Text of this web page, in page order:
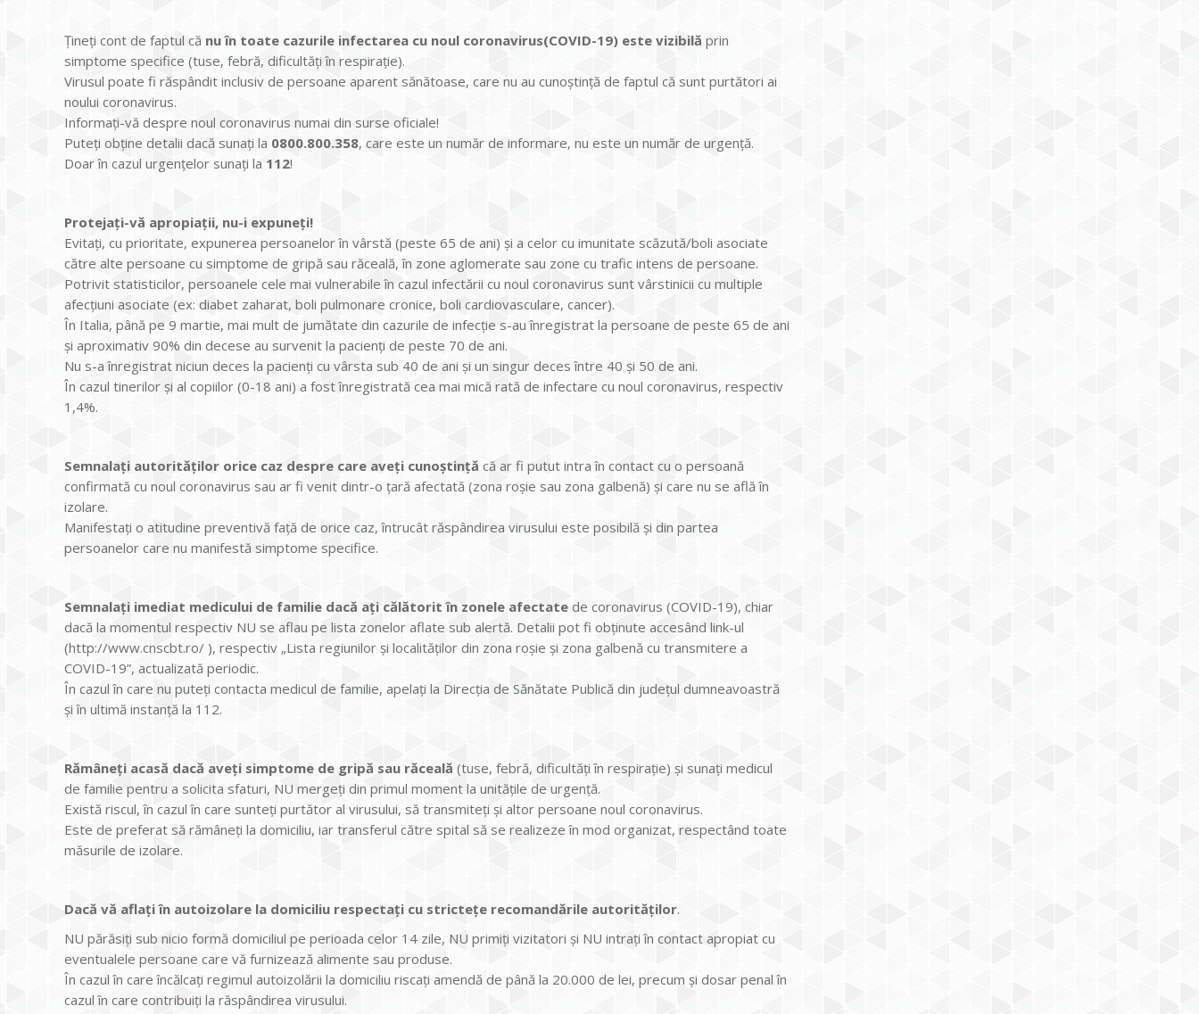
Țineți cont de faptul că nu în toate cazurile infectarea cu noul coronavirus(COVID-19) este vizibilă prin
simptome specifice (tuse, febră, dificultăți în respirație).
Virusul poate fi răspândit inclusiv de persoane aparent sănătoase, care nu au cunoștință de faptul că sunt purtători ai
noului coronavirus.
Informați-vă despre noul coronavirus numai din surse oficiale!
Puteți obține detalii dacă sunați la 0800.800.358, care este un număr de informare, nu este un număr de urgență.
Doar în cazul urgențelor sunați la 112!
Protejați-vă apropiații, nu-i expuneți!
Evitați, cu prioritate, expunerea persoanelor în vârstă (peste 65 de ani) și a celor cu imunitate scăzută/boli asociate
către alte persoane cu simptome de gripă sau răceală, în zone aglomerate sau zone cu trafic intens de persoane.
Potrivit statisticilor, persoanele cele mai vulnerabile în cazul infectării cu noul coronavirus sunt vârstinicii cu multiple
afecțiuni asociate (ex: diabet zaharat, boli pulmonare cronice, boli cardiovasculare, cancer).
În Italia, până pe 9 martie, mai mult de jumătate din cazurile de infecție s-au înregistrat la persoane de peste 65 de ani
și aproximativ 90% din decese au survenit la pacienți de peste 70 de ani.
Nu s-a înregistrat niciun deces la pacienți cu vârsta sub 40 de ani și un singur deces între 40 și 50 de ani.
În cazul tinerilor și al copiilor (0-18 ani) a fost înregistrată cea mai mică rată de infectare cu noul coronavirus, respectiv
1,4%.
Semnalați autorităților orice caz despre care aveți cunoștință că ar fi putut intra în contact cu o persoană
confirmată cu noul coronavirus sau ar fi venit dintr-o țară afectată (zona roșie sau zona galbenă) și care nu se află în
izolare.
Manifestați o atitudine preventivă față de orice caz, întrucât răspândirea virusului este posibilă și din partea
persoanelor care nu manifestă simptome specifice.
Semnalați imediat medicului de familie dacă ați călătorit în zonele afectate de coronavirus (COVID-19), chiar
dacă la momentul respectiv NU se aflau pe lista zonelor aflate sub alertă. Detalii pot fi obținute accesând link-ul
(http://www.cnscbt.ro/ ), respectiv „Lista regiunilor și localităților din zona roșie și zona galbenă cu transmitere a
COVID-19”, actualizată periodic.
În cazul în care nu puteți contacta medicul de familie, apelați la Direcția de Sănătate Publică din județul dumneavoastră
și în ultimă instanță la 112.
Rămâneți acasă dacă aveți simptome de gripă sau răceală (tuse, febră, dificultăți în respirație) și sunați medicul
de familie pentru a solicita sfaturi, NU mergeți din primul moment la unitățile de urgență.
Există riscul, în cazul în care sunteți purtător al virusului, să transmiteți și altor persoane noul coronavirus.
Este de preferat să rămâneți la domiciliu, iar transferul către spital să se realizeze în mod organizat, respectând toate
măsurile de izolare.
Dacă vă aflați în autoizolare la domiciliu respectați cu strictețe recomandările autorităților.
NU părăsiți sub nicio formă domiciliul pe perioada celor 14 zile, NU primiți vizitatori și NU intrați în contact apropiat cu
eventualele persoane care vă furnizează alimente sau produse.
În cazul în care încălcați regimul autoizolării la domiciliu riscați amendă de până la 20.000 de lei, precum și dosar penal în
cazul în care contribuiți la răspândirea virusului.